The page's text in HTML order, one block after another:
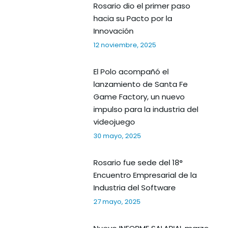
Rosario dio el primer paso
hacia su Pacto por la
Innovación
12 noviembre, 2025
El Polo acompañó el
lanzamiento de Santa Fe
Game Factory, un nuevo
impulso para la industria del
videojuego
30 mayo, 2025
Rosario fue sede del 18°
Encuentro Empresarial de la
Industria del Software
27 mayo, 2025